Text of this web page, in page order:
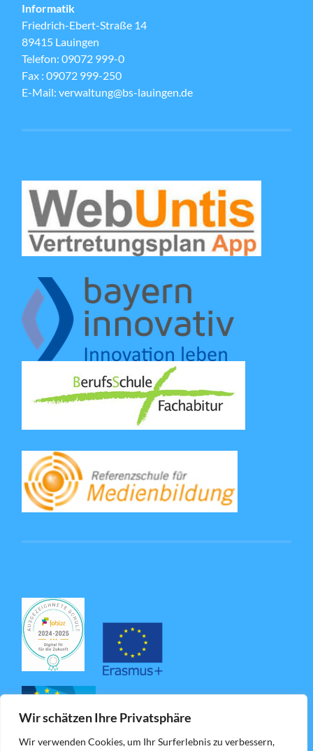
Wir schätzen Ihre Privatsphäre
Wir verwenden Cookies, um Ihr Surferlebnis zu verbessern,
Informatik
Friedrich-Ebert-Straße 14
89415 Lauingen
Telefon: 09072 999-0
Fax : 09072 999-250
E-Mail: verwaltung@bs-lauingen.de